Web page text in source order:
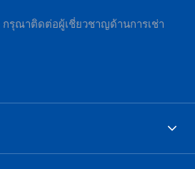
กรุณาติดต่อผู้เชี่ยวชาญด้านการเช่า